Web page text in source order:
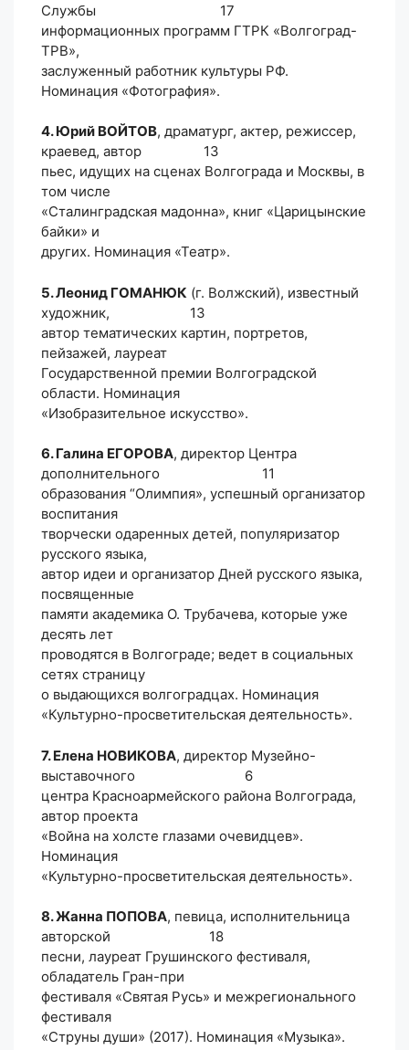
Службы 17
информационных программ ГТРК «Волгоград-
ТРВ»,
заслуженный работник культуры РФ.
Номинация «Фотография».
4. Юрий ВОЙТОВ, драматург, актер, режиссер,
краевед, автор 13
пьес, идущих на сценах Волгограда и Москвы, в
том числе
«Сталинградская мадонна», книг «Царицынские
байки» и
других. Номинация «Театр».
5. Леонид ГОМАНЮК (г. Волжский), известный
художник, 13
автор тематических картин, портретов,
пейзажей, лауреат
Государственной премии Волгоградской
области. Номинация
«Изобразительное искусство».
6. Галина ЕГОРОВА, директор Центра
дополнительного 11
образования “Олимпия», успешный организатор
воспитания
творчески одаренных детей, популяризатор
русского языка,
автор идеи и организатор Дней русского языка,
посвященные
памяти академика О. Трубачева, которые уже
десять лет
проводятся в Волгограде; ведет в социальных
сетях страницу
о выдающихся волгоградцах. Номинация
«Культурно-просветительская деятельность».
7. Елена НОВИКОВА, директор Музейно-
выставочного 6
центра Красноармейского района Волгограда,
автор проекта
«Война на холсте глазами очевидцев».
Номинация
«Культурно-просветительская деятельность».
8. Жанна ПОПОВА, певица, исполнительница
авторской 18
песни, лауреат Грушинского фестиваля,
обладатель Гран-при
фестиваля «Святая Русь» и межрегионального
фестиваля
«Струны души» (2017). Номинация «Музыка».